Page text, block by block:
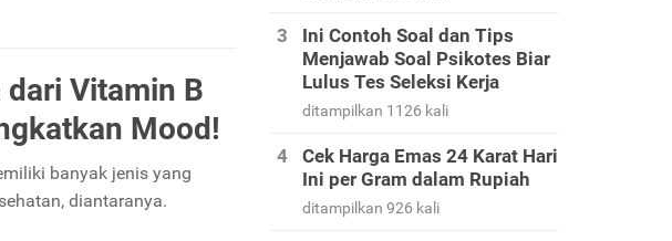
Vitamin B
Mood!
banyak jenis yang
diantaranya.
Ini Contoh Soal dan Tips
Menjawab Soal Psikotes Biar
Lulus Tes Seleksi Kerja
ditampilkan 1126 kali
Cek Harga Emas 24 Karat Hari
Ini per Gram dalam Rupiah
ditampilkan 926 kali